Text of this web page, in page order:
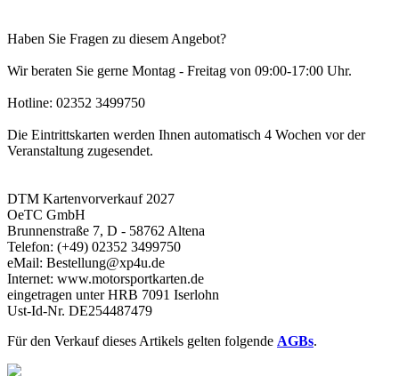
Haben Sie Fragen zu diesem Angebot?
Wir beraten Sie gerne Montag - Freitag von 09:00-17:00 Uhr.
Hotline: 02352 3499750
Die Eintrittskarten werden Ihnen automatisch 4 Wochen vor der
Veranstaltung zugesendet.
DTM Kartenvorverkauf 2027
OeTC GmbH
Brunnenstraße 7, D - 58762 Altena
Telefon: (+49) 02352 3499750
eMail: Bestellung@xp4u.de
Internet: www.motorsportkarten.de
eingetragen unter HRB 7091 Iserlohn
Ust-Id-Nr. DE254487479
Für den Verkauf dieses Artikels gelten folgende AGBs.